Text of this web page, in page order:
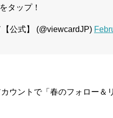
タップ！
公式】 (@viewcardJP)
ウントで「春のフォロー＆